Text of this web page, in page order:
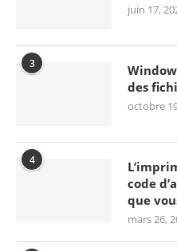
juin 17,
3
des
octobre
4
code
que
mars 26,